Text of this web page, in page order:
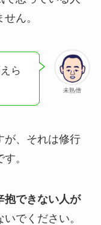
ん。
未熟僧
ら
が、それは修行
。
抱できない人が
でください。